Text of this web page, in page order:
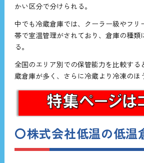
かい区分で分けられる。
中でも冷蔵倉庫では、クーラー級やフリ
帯で室温管理がされており、倉庫の種類
る。
全国のエリア別での保管能力を比較する
蔵倉庫が多く、さらに冷蔵より冷凍のほ
〇株式会社低温の低温